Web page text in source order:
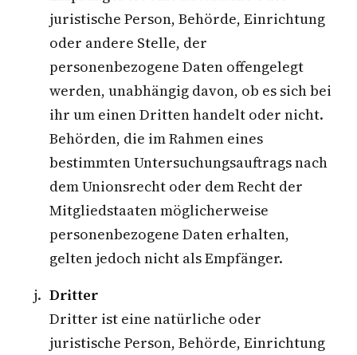
juristische Person, Behörde, Einrichtung
oder andere Stelle, der
personenbezogene Daten offengelegt
werden, unabhängig davon, ob es sich bei
ihr um einen Dritten handelt oder nicht.
Behörden, die im Rahmen eines
bestimmten Untersuchungsauftrags nach
dem Unionsrecht oder dem Recht der
Mitgliedstaaten möglicherweise
personenbezogene Daten erhalten,
gelten jedoch nicht als Empfänger.
Dritter
Dritter ist eine natürliche oder
juristische Person, Behörde, Einrichtung